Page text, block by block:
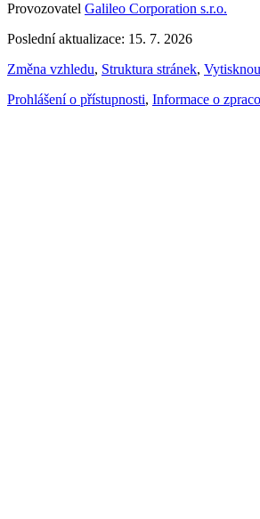
Provozovatel Galileo Corporation s.r.o.
Poslední aktualizace: 15. 7. 2026
Změna vzhledu, Struktura stránek,
Prohlášení o přístupnosti, Informace o